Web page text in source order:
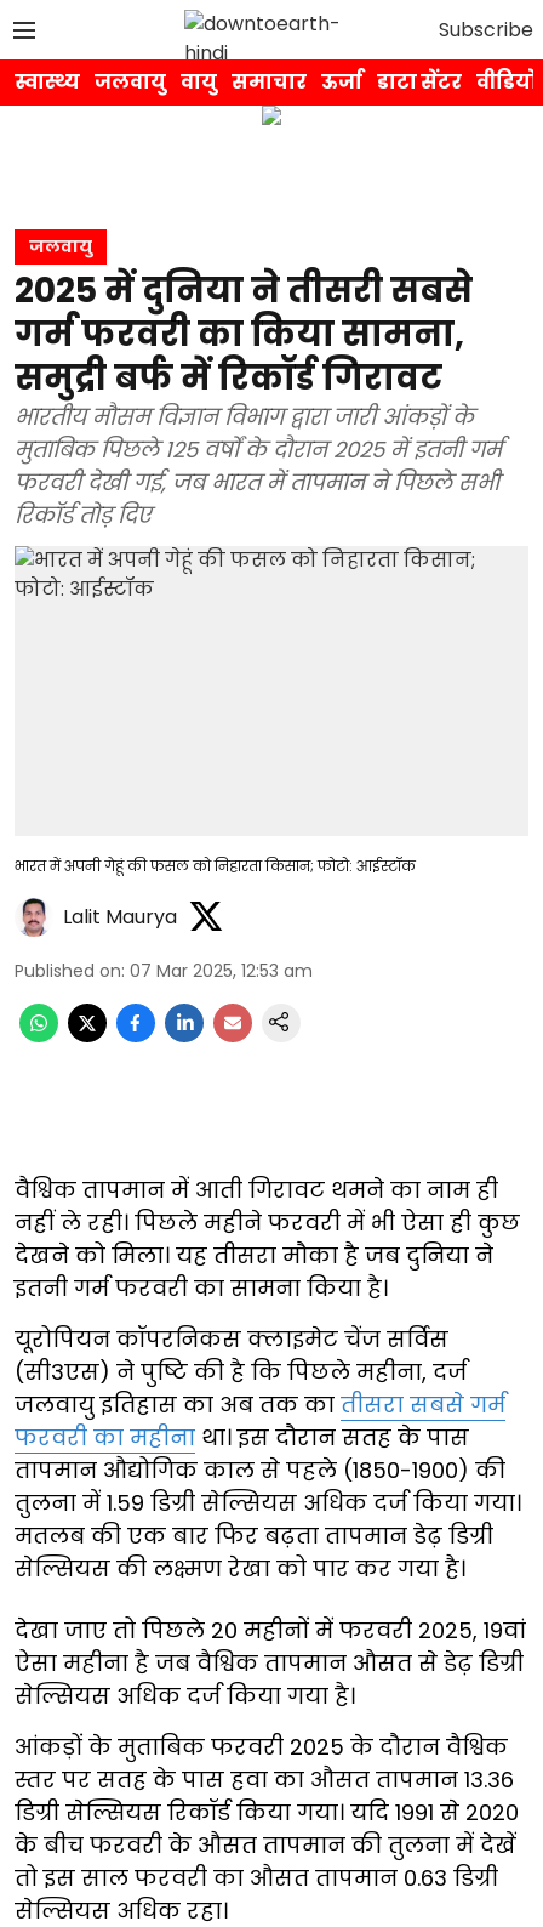
Subscribe
स्वास्थ्य जलवायु वायु समाचार ऊर्जा डाटा सेंटर वीडियो
जलवायु
2025 में दुनिया ने तीसरी सबसे
गर्म फरवरी का किया सामना,
समुद्री बर्फ में रिकॉर्ड गिरावट
भारतीय मौसम विज्ञान विभाग द्वारा जारी आंकड़ों के
मुताबिक पिछले 125 वर्षों के दौरान 2025 में इतनी गर्म
फरवरी देखी गई, जब भारत में तापमान ने पिछले सभी
रिकॉर्ड तोड़ दिए
भारत में अपनी गेहूं की फसल को निहारता किसान; फोटो: आईस्टॉक
Lalit Maurya
Published on: 07 Mar 2025, 12:53 am
वैश्विक तापमान में आती गिरावट थमने का नाम ही
नहीं ले रही। पिछले महीने फरवरी में भी ऐसा ही कुछ
देखने को मिला। यह तीसरा मौका है जब दुनिया ने
इतनी गर्म फरवरी का सामना किया है।
यूरोपियन कॉपरनिकस क्लाइमेट चेंज सर्विस
(सी3एस) ने पुष्टि की है कि पिछले महीना, दर्ज
जलवायु इतिहास का अब तक का तीसरा सबसे गर्म
फरवरी का महीना था। इस दौरान सतह के पास
तापमान औद्योगिक काल से पहले (1850-1900) की
तुलना में 1.59 डिग्री सेल्सियस अधिक दर्ज किया गया।
मतलब की एक बार फिर बढ़ता तापमान डेढ़ डिग्री
सेल्सियस की लक्ष्मण रेखा को पार कर गया है।
देखा जाए तो पिछले 20 महीनों में फरवरी 2025, 19वां
ऐसा महीना है जब वैश्विक तापमान औसत से डेढ़ डिग्री
सेल्सियस अधिक दर्ज किया गया है।
आंकड़ों के मुताबिक फरवरी 2025 के दौरान वैश्विक
स्तर पर सतह के पास हवा का औसत तापमान 13.36
डिग्री सेल्सियस रिकॉर्ड किया गया। यदि 1991 से 2020
के बीच फरवरी के औसत तापमान की तुलना में देखें
तो इस साल फरवरी का औसत तापमान 0.63 डिग्री
सेल्सियस अधिक रहा।